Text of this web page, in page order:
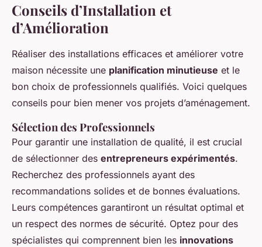
Conseils d’Installation et
d’Amélioration
Réaliser des installations efficaces et améliorer votre
maison nécessite une planification minutieuse et le
bon choix de professionnels qualifiés. Voici quelques
conseils pour bien mener vos projets d’aménagement.
Sélection des Professionnels
Pour garantir une installation de qualité, il est crucial
de sélectionner des entrepreneurs expérimentés.
Recherchez des professionnels ayant des
recommandations solides et de bonnes évaluations.
Leurs compétences garantiront un résultat optimal et
un respect des normes de sécurité. Optez pour des
spécialistes qui comprennent bien les innovations